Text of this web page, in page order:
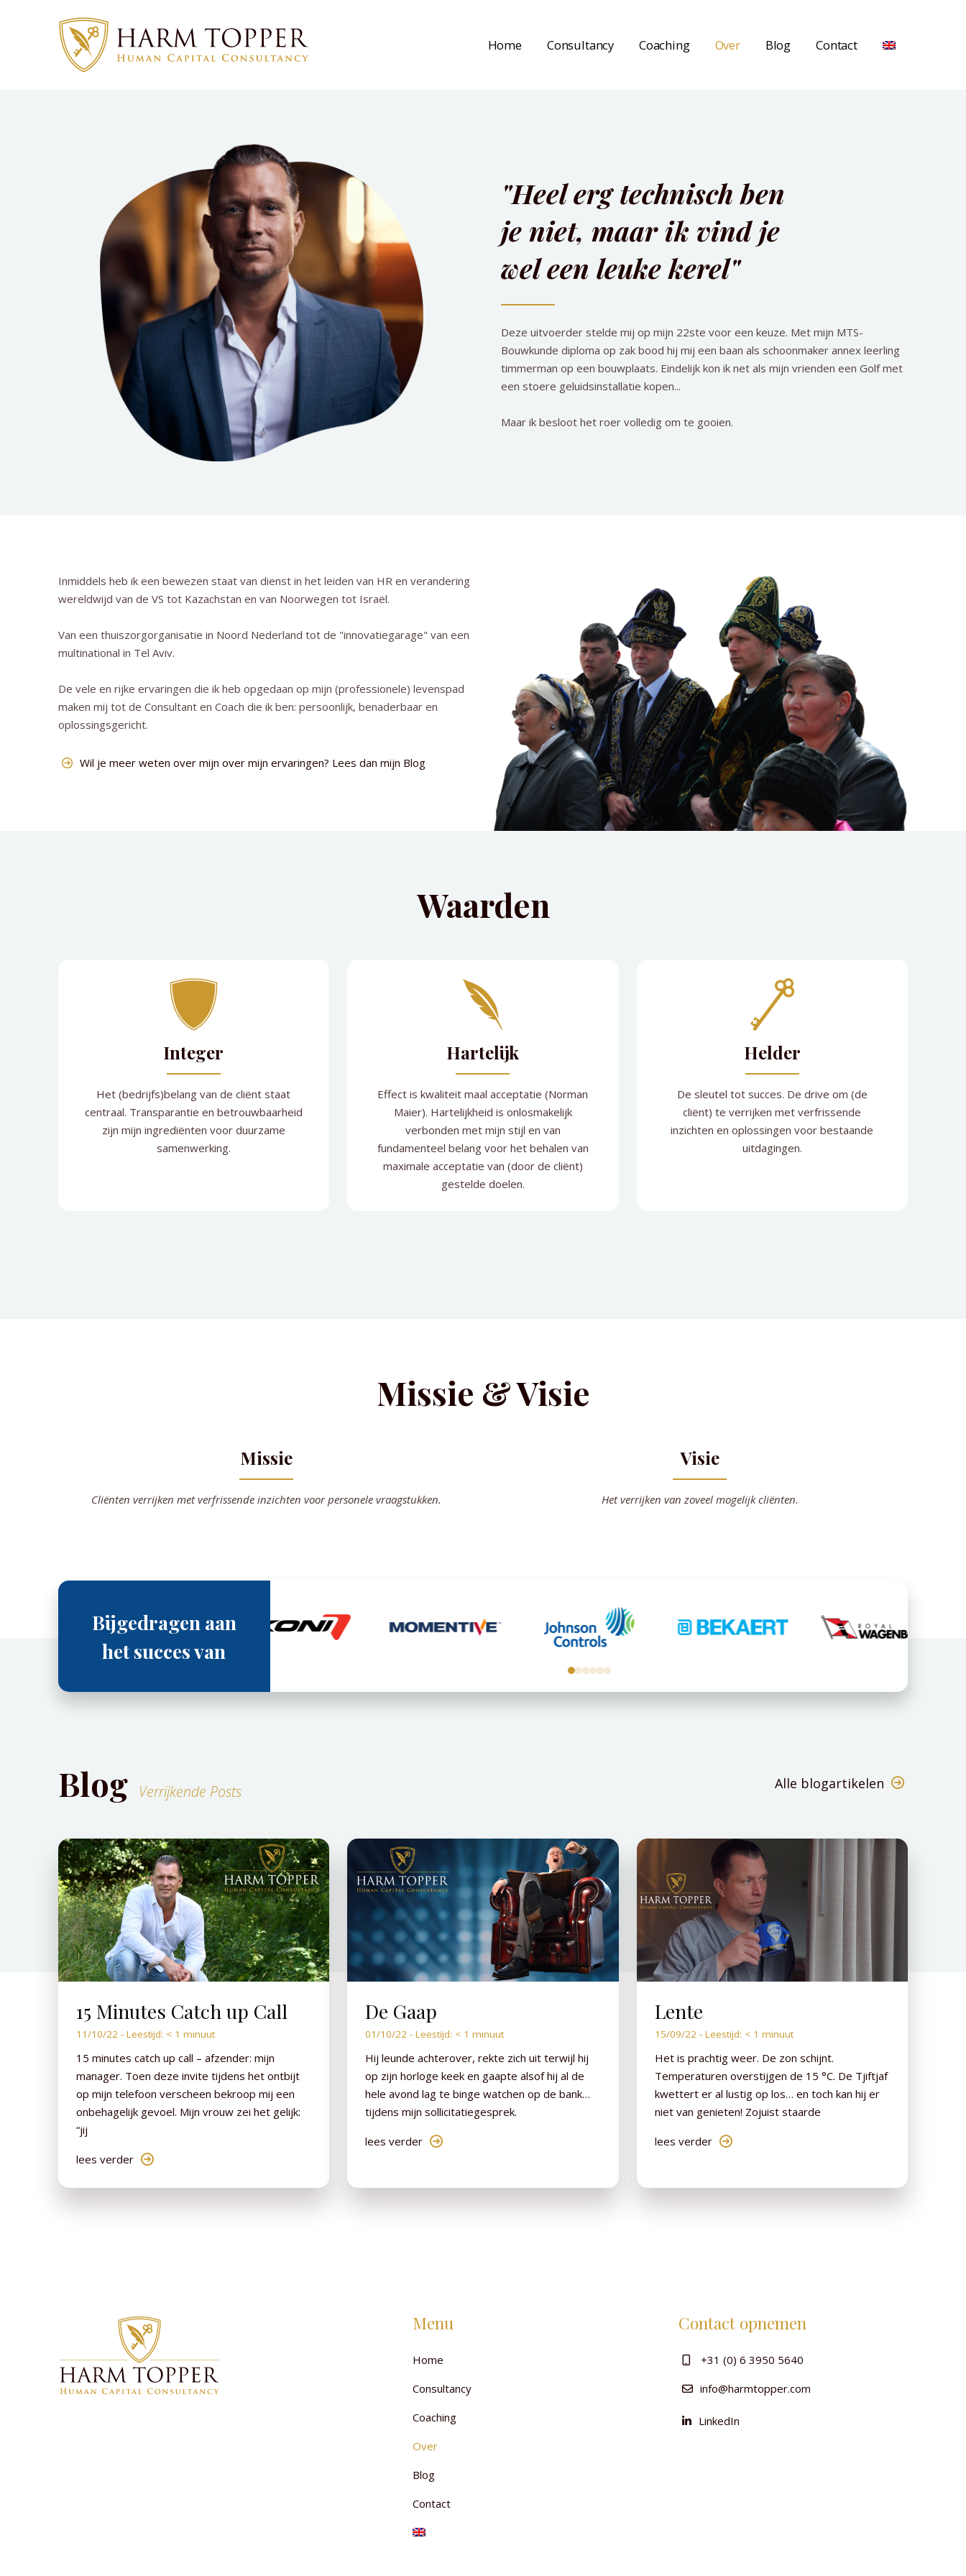
Home Consultancy Coaching Over Blog Contact
"Heel erg technisch ben
je niet, maar ik vind je
wel een leuke kerel"
Deze uitvoerder stelde mij op mijn 22ste voor een keuze. Met mijn MTS-
Bouwkunde diploma op zak bood hij mij een baan als schoonmaker annex leerling
timmerman op een bouwplaats. Eindelijk kon ik net als mijn vrienden een Golf met
een stoere geluidsinstallatie kopen...
Maar ik besloot het roer volledig om te gooien.
Inmiddels heb ik een bewezen staat van dienst in het leiden van HR en verandering
wereldwijd van de VS tot Kazachstan en van Noorwegen tot Israël.
Van een thuiszorgorganisatie in Noord Nederland tot de "innovatiegarage" van een
multinational in Tel Aviv.
De vele en rijke ervaringen die ik heb opgedaan op mijn (professionele) levenspad
maken mij tot de Consultant en Coach die ik ben: persoonlijk, benaderbaar en
oplossingsgericht.
Wil je meer weten over mijn over mijn ervaringen? Lees dan mijn Blog
Waarden
Integer
Het (bedrijfs)belang van de cliënt staat
centraal. Transparantie en betrouwbaarheid
zijn mijn ingrediënten voor duurzame
samenwerking.
Hartelijk
Effect is kwaliteit maal acceptatie (Norman
Maier). Hartelijkheid is onlosmakelijk
verbonden met mijn stijl en van
fundamenteel belang voor het behalen van
maximale acceptatie van (door de cliënt)
gestelde doelen.
Helder
De sleutel tot succes. De drive om (de
cliënt) te verrijken met verfrissende
inzichten en oplossingen voor bestaande
uitdagingen.
Missie & Visie
Missie
Cliënten verrijken met verfrissende inzichten voor personele vraagstukken.
Visie
Het verrijken van zoveel mogelijk cliënten.
Bijgedragen aan
het succes van
012345
Blog Verrijkende Posts Alle blogartikelen
15 Minutes Catch up Call
11/10/22 - Leestijd: < 1 minuut
15 minutes catch up call – afzender: mijn
manager. Toen deze invite tijdens het ontbijt
op mijn telefoon verscheen bekroop mij een
onbehagelijk gevoel. Mijn vrouw zei het gelijk:
“jij
lees verder
De Gaap
01/10/22 -Leestijd: < 1 minuut
Hij leunde achterover, rekte zich uit terwijl hij
op zijn horloge keek en gaapte alsof hij al de
hele avond lag te binge watchen op de bank…
tijdens mijn sollicitatiegesprek.
lees verder
Lente
15/09/22 - Leestijd: < 1 minuut
Het is prachtig weer. De zon schijnt.
Temperaturen overstijgen de 15 °C. De Tjiftjaf
kwettert er al lustig op los… en toch kan hij er
niet van genieten! Zojuist staarde
lees verder
Menu
Home
Consultancy
Coaching
Over
Blog
Contact
Contact opnemen
+31 (0) 6 3950 5640
info@harmtopper.com
LinkedIn